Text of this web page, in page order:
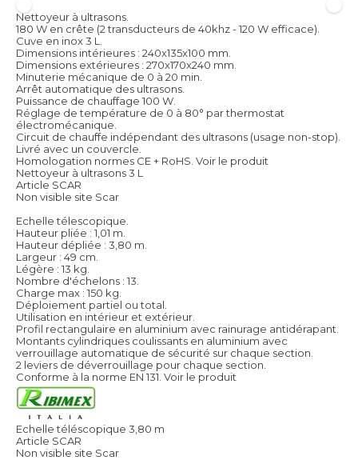
Nettoyeur à ultrasons.
180 W en crête (2 transducteurs de 40khz - 120 W efficace).
Cuve en inox 3 L.
Dimensions intérieures : 240x135x100 mm.
Dimensions extérieures : 270x170x240 mm.
Minuterie mécanique de 0 à 20 min.
Arrêt automatique des ultrasons.
Puissance de chauffage 100 W.
Réglage de température de 0 à 80° par thermostat
électromécanique.
Circuit de chauffe indépendant des ultrasons (usage non-stop).
Livré avec un couvercle.
Homologation normes CE + RoHS. Voir le produit
Nettoyeur à ultrasons 3 L
Article SCAR
Non visible site Scar
Echelle télescopique.
Hauteur pliée : 1,01 m.
Hauteur dépliée : 3,80 m.
Largeur : 49 cm.
Légère : 13 kg.
Nombre d'échelons : 13.
Charge max : 150 kg.
Déploiement partiel ou total.
Utilisation en intérieur et extérieur.
Profil rectangulaire en aluminium avec rainurage antidérapant.
Montants cylindriques coulissants en aluminium avec
verrouillage automatique de sécurité sur chaque section.
2 leviers de déverrouillage pour chaque section.
Conforme à la norme EN 131. Voir le produit
Echelle téléscopique 3,80 m
Article SCAR
Non visible site Scar